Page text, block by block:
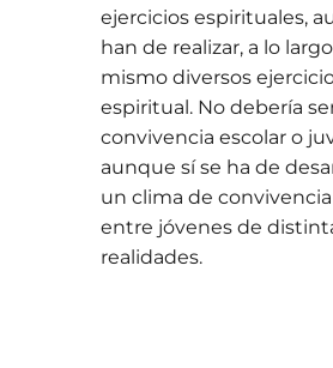
ejercicios espirituales,
han de realizar, a lo
mismo diversos
espiritual. No debería
convivencia escolar o
aunque sí se ha de
un clima de
entre jóvenes de
realidades.